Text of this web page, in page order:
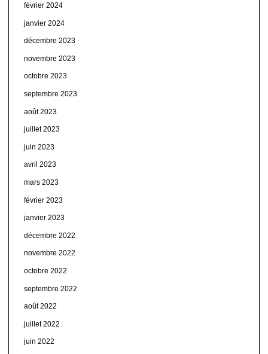
février 2024
janvier 2024
décembre 2023
novembre 2023
octobre 2023
septembre 2023
août 2023
juillet 2023
juin 2023
avril 2023
mars 2023
février 2023
janvier 2023
décembre 2022
novembre 2022
octobre 2022
septembre 2022
août 2022
juillet 2022
juin 2022